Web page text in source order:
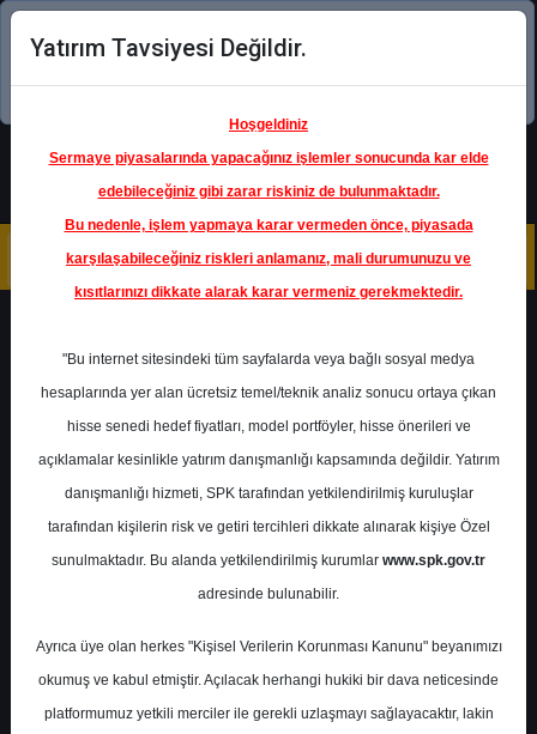
Şimdi uygulamayı indirin!
GARAN - TÜRKİYE GARANTİ
BANKASI A.Ş.
Hedef Fiyat 207.14 ₺
Getiri
%0.00
0
Get.
0
Cuma, 26 Aralık 2025
Yatırım Tavsiyesi Değildir.
Hoşgeldiniz
Sermaye piyasalarında yapacağınız işlemler sonucunda kar elde
edebileceğiniz gibi zarar riskiniz de bulunmaktadır.
Bu nedenle, işlem yapmaya karar vermeden önce, piyasada
karşılaşabileceğiniz riskleri anlamanız, mali durumunuzu ve
kısıtlarınızı dikkate alarak karar vermeniz gerekmektedir.
"Bu internet sitesindeki tüm sayfalarda veya bağlı sosyal medya
hesaplarında yer alan ücretsiz temel/teknik analiz sonucu ortaya çıkan
hisse senedi hedef fiyatları, model portföyler, hisse önerileri ve
açıklamalar kesinlikle yatırım danışmanlığı kapsamında değildir. Yatırım
danışmanlığı hizmeti, SPK tarafından yetkilendirilmiş kuruluşlar
tarafından kişilerin risk ve getiri tercihleri dikkate alınarak kişiye Özel
sunulmaktadır. Bu alanda yetkilendirilmiş kurumlar www.spk.gov.tr
adresinde bulunabilir.
Ayrıca üye olan herkes "Kişisel Verilerin Korunması Kanunu" beyanımızı
okumuş ve kabul etmiştir. Açılacak herhangi hukiki bir dava neticesinde
platformumuz yetkili merciler ile gerekli uzlaşmayı sağlayacaktır, lakin